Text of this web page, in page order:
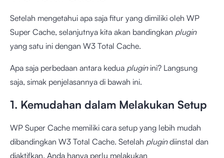
Setelah mengetahui apa saja fitur yang dimiliki oleh WP
Super Cache, selanjutnya kita akan bandingkan plugin
yang satu ini dengan W3 Total Cache.
Apa saja perbedaan antara kedua plugin ini? Langsung
saja, simak penjelasannya di bawah ini.
1. Kemudahan dalam Melakukan Setup
WP Super Cache memiliki cara setup yang lebih mudah
dibandingkan W3 Total Cache. Setelah plugindiinstal dan
diaktifkan, Anda hanya perlu melakukan